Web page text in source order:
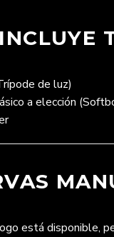
de luz)
a elección
está disponible,